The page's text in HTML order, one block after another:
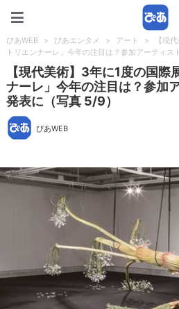
ぴあWEB > ぴあエンタメ > アート >
【現
トリエンナーレ」今年の注目は？参加アーティス
【現代美術】3年に1度の国際
ナーレ」今年の注目は？参加
発表に（写真 5/9）
ぴあWEB